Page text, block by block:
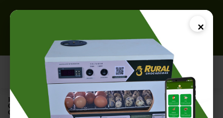
×
Página Inicial |
Como Reduzir o Consumo de Energia da Chocadeira sem
Comprometer a Incubação